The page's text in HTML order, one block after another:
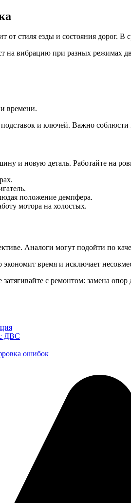
от стиля езды и состояния дорог.
на вибрацию при разных режимах
времени.
и ключей. Важно
и новую деталь. Работайте на
положение демпфера.
мотора на холостых.
Аналоги могут подойти по
время и исключает
с ремонтом: замена
ДВС
ошибок